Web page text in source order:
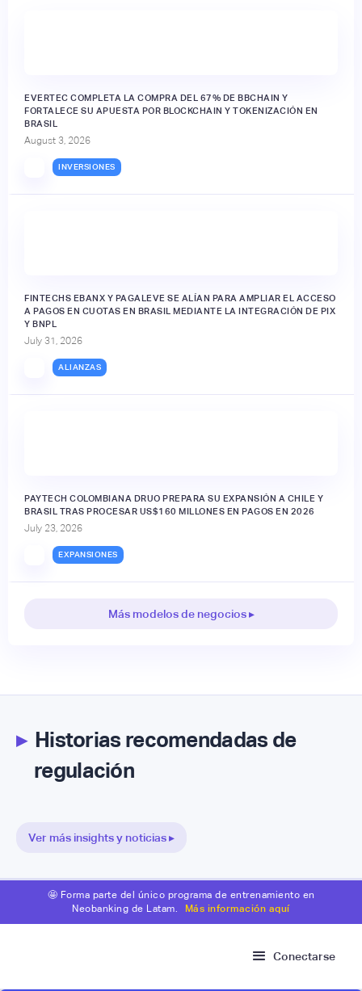
EVERTEC COMPLETA LA COMPRA DEL 67% DE BBCHAIN Y
FORTALECE SU APUESTA POR BLOCKCHAIN Y TOKENIZACIÓN EN
BRASIL
August 3, 2026
INVERSIONES
FINTECHS EBANX Y PAGALEVE SE ALÍAN PARA AMPLIAR EL ACCESO
A PAGOS EN CUOTAS EN BRASIL MEDIANTE LA INTEGRACIÓN DE PIX
Y BNPL
July 31, 2026
ALIANZAS
PAYTECH COLOMBIANA DRUO PREPARA SU EXPANSIÓN A CHILE Y
BRASIL TRAS PROCESAR US$160 MILLONES EN PAGOS EN 2026
July 23, 2026
EXPANSIONES
Más modelos de negocios ▸
▸Historias recomendadas de
regulación
Ver más insights y noticias ▸
🤩 Forma parte del único programa de entrenamiento en
Neobanking de Latam.
Más información aquí
Conectarse